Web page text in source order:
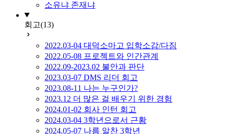
소유냐 존재냐
회고(13)
2022.03-04 대덕소마고 입학소감/다짐
2022.05-08 프로젝트와 인간관계
2022.09-2023.02 불안과 판단
2023.03-07 DMS 리더 회고
2023.08-11 나는 누구인가?
2023.12 더 많은 걸 배우기 위한 경험
2024.01-02 회사 인턴 회고
2024.03-04 3학년으로서 근황
2024.05-07 나름 알찬 3학년